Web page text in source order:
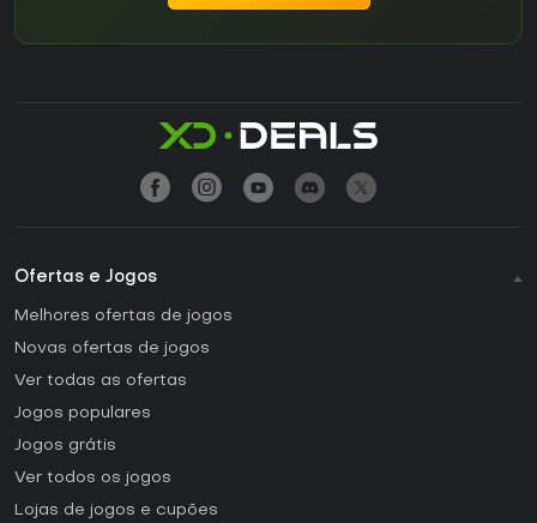
Ofertas e Jogos
Melhores ofertas de jogos
Novas ofertas de jogos
Ver todas as ofertas
Jogos populares
Jogos grátis
Ver todos os jogos
Lojas de jogos e cupões